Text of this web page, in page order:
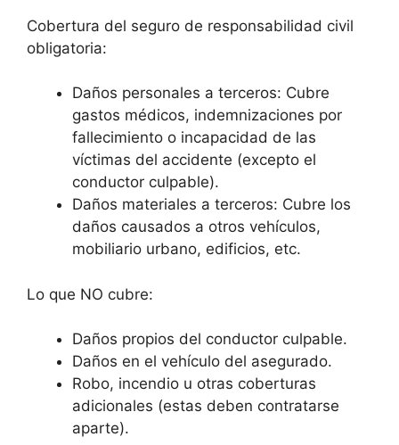
Cobertura del seguro de responsabilidad civil
obligatoria:
Daños personales a terceros: Cubre
gastos médicos, indemnizaciones por
fallecimiento o incapacidad de las
víctimas del accidente (excepto el
conductor culpable).
Daños materiales a terceros: Cubre los
daños causados a otros vehículos,
mobiliario urbano, edificios, etc.
Lo que NO cubre:
Daños propios del conductor culpable.
Daños en el vehículo del asegurado.
Robo, incendio u otras coberturas
adicionales (estas deben contratarse
aparte).